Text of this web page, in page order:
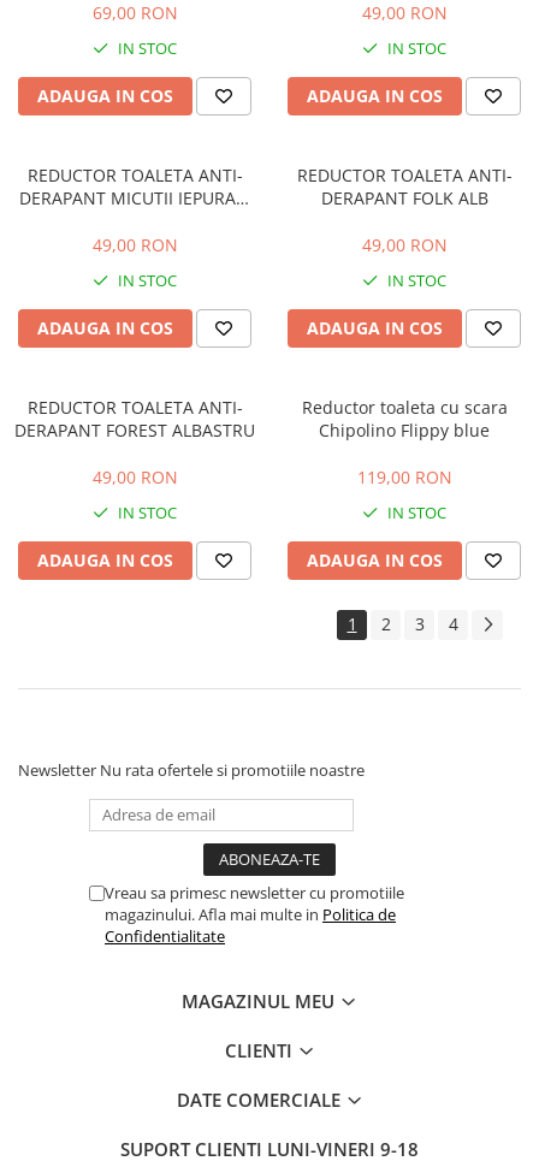
69,00 RON
IN STOC
ADAUGA IN COS
49,00 RON
IN STOC
ADAUGA IN COS
REDUCTOR TOALETA ANTI-
DERAPANT MICUTII IEPURASI
49,00 RON
IN STOC
ADAUGA IN COS
REDUCTOR TOALETA ANTI-
DERAPANT FOLK ALB
49,00 RON
IN STOC
ADAUGA IN COS
REDUCTOR TOALETA ANTI-
DERAPANT FOREST ALBASTRU
49,00 RON
IN STOC
ADAUGA IN COS
Reductor toaleta cu scara
Chipolino Flippy blue
119,00 RON
IN STOC
ADAUGA IN COS
1 2 3 4
Newsletter Nu rata ofertele si promotiile noastre
Vreau sa primesc newsletter cu promotiile
magazinului. Afla mai multe in Politica de
Confidentialitate
MAGAZINUL MEU
CLIENTI
DATE COMERCIALE
SUPORT CLIENTI LUNI-VINERI 9-18